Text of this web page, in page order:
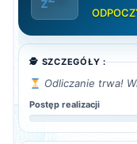
🕵️ SZCZEGÓŁY :
Odliczanie trwa!
Postęp realizacji